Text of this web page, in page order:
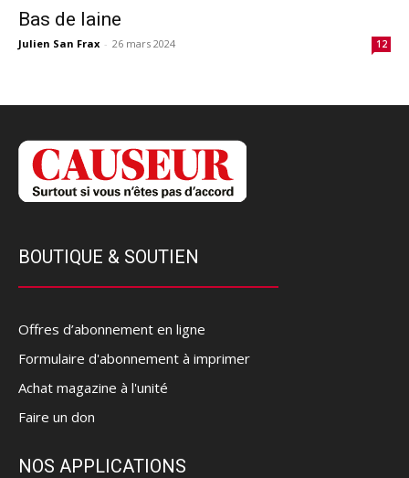
Bas de laine
Julien San Frax - 26 mars 2024 12
BOUTIQUE & SOUTIEN
Offres d’abonnement en ligne
Formulaire d'abonnement à imprimer
Achat magazine à l'unité
Faire un don
NOS APPLICATIONS